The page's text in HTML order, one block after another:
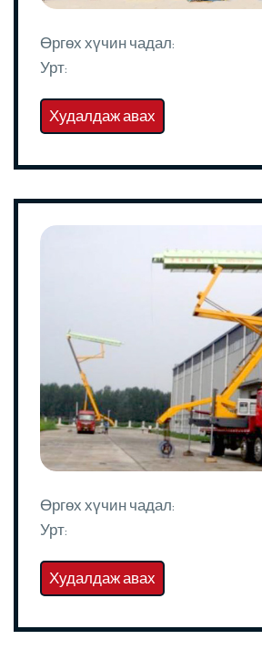
Өргөх хүчин чадал:
Урт:
Худалдаж авах
Өргөх хүчин чадал:
Урт:
Худалдаж авах